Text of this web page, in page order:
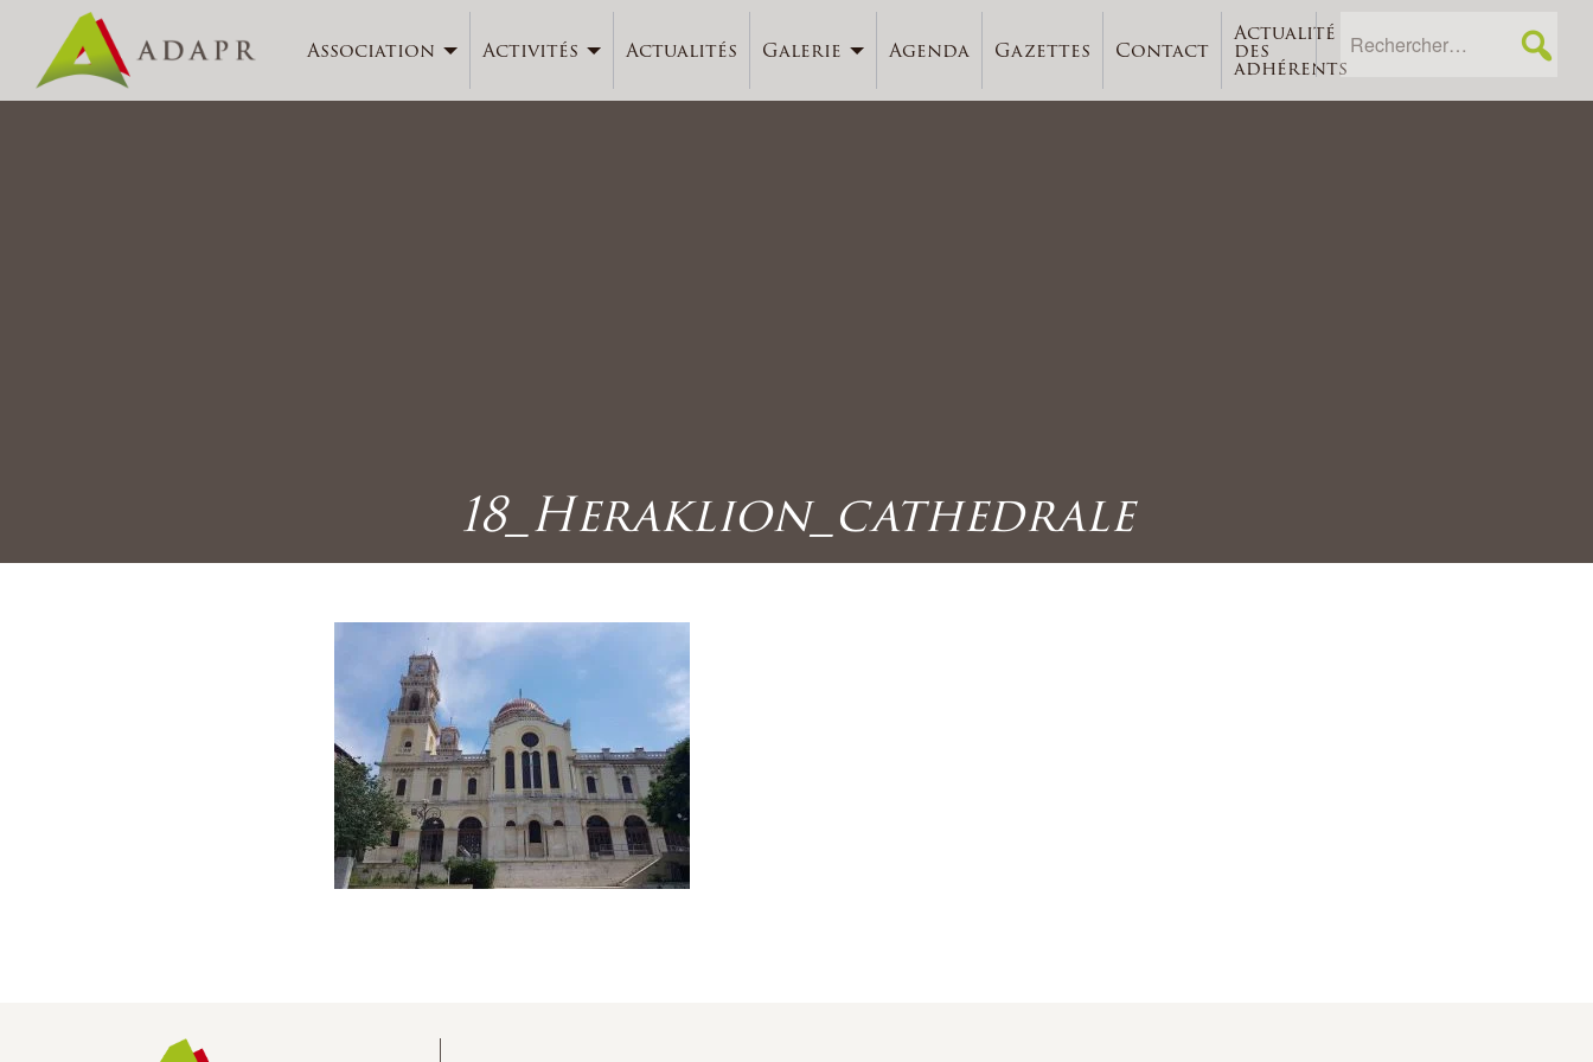
Association Activités Actualités Galerie Agenda Gazettes Contact
Actualité
des
adhérents
18_Heraklion_cathedrale